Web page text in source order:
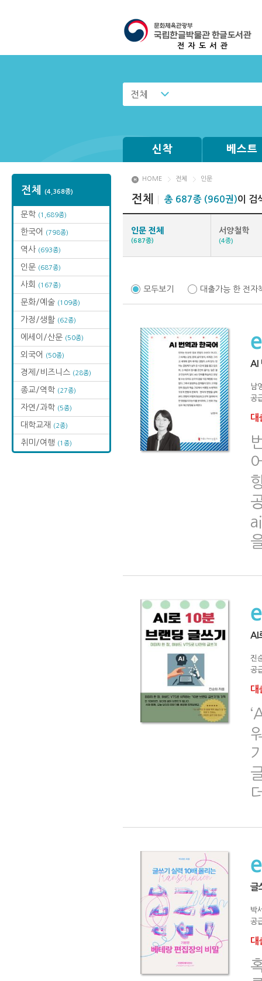
전체
신착 베스트
전체 (4,368종)
문학 (1,689종)
한국어 (798종)
역사 (693종)
인문 (687종)
사회 (167종)
문화/예술 (109종)
가정/생활 (62종)
에세이/산문 (50종)
외국어 (50종)
경제/비즈니스 (28종)
종교/역학 (27종)
자연/과학 (5종)
대학교재 (2종)
취미/여행 (1종)
HOME 전체 인문
전체 총 687종 (960권)이 검
인문 전체
(687종)
서양철학
(4종)
모두보기 대출가능 한 전자
AI
남
공
대
AI
진
공
대
글
박
공
대